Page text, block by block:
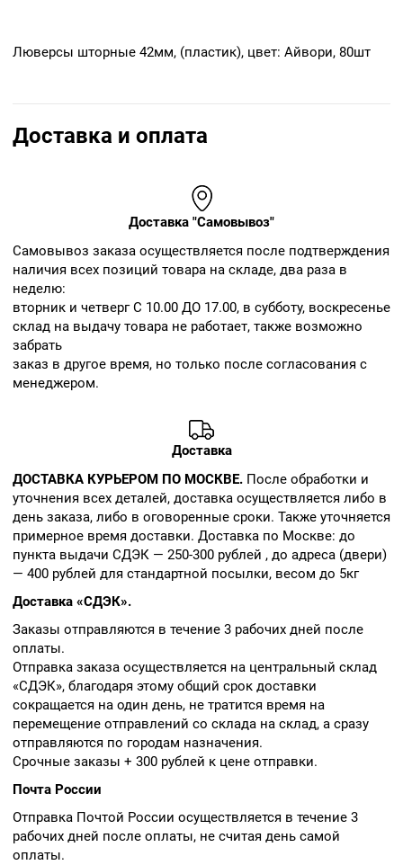
Люверсы шторные 42мм, (пластик), цвет: Айвори, 80шт
Доставка и оплата
Доставка "Самовывоз"
Cамовывоз заказа осуществляется после подтверждения
наличия всех позиций товара на складе, два раза в
неделю:
вторник и четверг С 10.00 ДО 17.00, в субботу, воскресенье
склад на выдачу товара не работает, также возможно
забрать
заказ в другое время, но только после согласования с
менеджером.
Доставка
ДОСТАВКА КУРЬЕРОМ ПО МОСКВЕ. После обработки и
уточнения всех деталей, доставка осуществляется либо в
день заказа, либо в оговоренные сроки. Также уточняется
примерное время доставки. Доставка по Москве: до
пункта выдачи СДЭК — 250-300 рублей , до адреса (двери)
— 400 рублей для стандартной посылки, весом до 5кг
Доставка «СДЭК».
Заказы отправляются в течение 3 рабочих дней после
оплаты.
Отправка заказа осуществляется на центральный склад
«СДЭК», благодаря этому общий срок доставки
сокращается на один день, не тратится время на
перемещение отправлений со склада на склад, а сразу
отправляются по городам назначения.
Срочные заказы + 300 рублей к цене отправки.
Почта России
Отправка Почтой России осуществляется в течение 3
рабочих дней после оплаты, не считая день самой
оплаты.